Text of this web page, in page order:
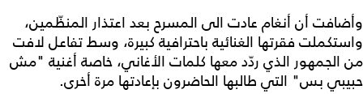
وأضافت أن أنغام عادت الى المسرح بعد اعتذار المنظّمين،
واستكملت فقرتها الغنائية باحترافية كبيرة، وسط تفاعل لافت
من الجمهور الذي ردّد معها كلمات الأغاني، خاصة أغنية "مش
حبيبي بس" التي طالبها الحاضرون بإعادتها مرة أخرى.